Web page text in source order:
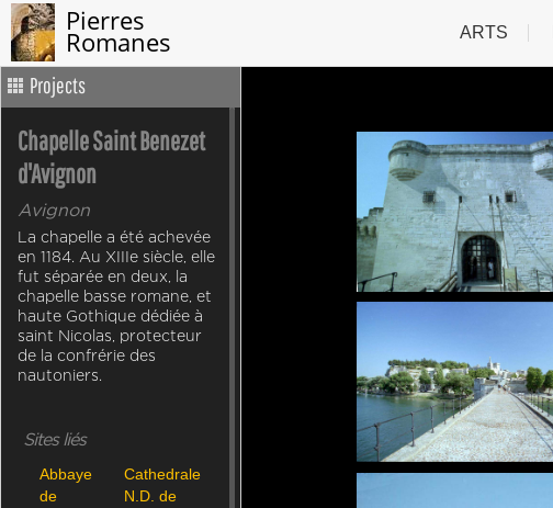
Pierres
Romanes ARTS
Projects
Chapelle Saint Benezet
d'Avignon
Avignon
La chapelle a été achevée
en 1184. Au XIIIe siècle, elle
fut séparée en deux, la
chapelle basse romane, et
haute Gothique dédiée à
saint Nicolas, protecteur
de la confrérie des
nautoniers.
Sites liés
Abbaye
de
Cathedrale
N.D. de